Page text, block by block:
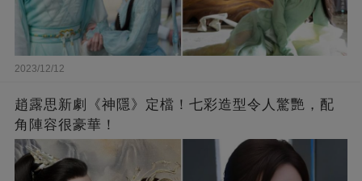
2023/12/12
趙露思新劇《神隱》定檔！七彩造型令人驚艷，配
角陣容很豪華！